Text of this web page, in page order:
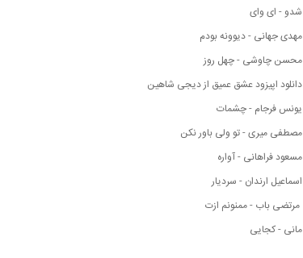
شدو - ای وای
مهدی جهانی - دیوونه بودم
محسن چاوشی - چهل روز
دانلود اپیزود عشق عمیق از دیجی شاهین
یونس فرجام - چشمات
مصطفی میری - تو ولی باور نکن
مسعود فراهانی - آواره
اسماعیل ارندان - سردیار
مرتضی باب - ممنونم ازت
مانی - کجایی